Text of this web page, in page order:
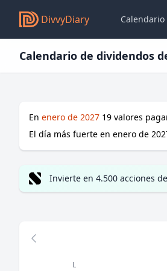
DivvyDiary
Calendario de dividendos
En enero de 2027 19 valores
El día más fuerte en enero de
Invierte en 4.500 acciones
mes anterior
L